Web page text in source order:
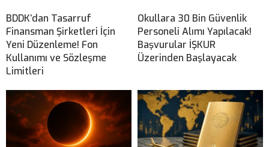
BDDK’dan Tasarruf
Finansman Şirketleri İçin
Yeni Düzenleme! Fon
Kullanımı ve Sözleşme
Limitleri
Okullara 30 Bin Güvenlik
Personeli Alımı Yapılacak!
Başvurular İŞKUR
Üzerinden Başlayacak